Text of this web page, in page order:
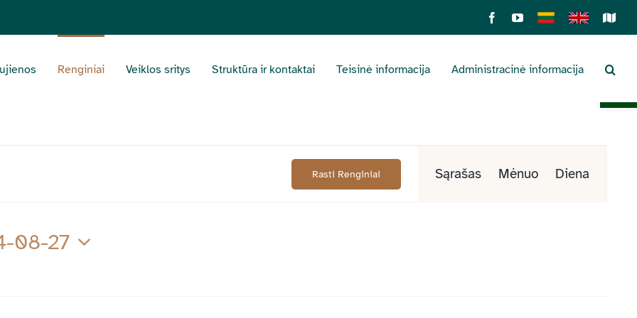
FacebookYouTube
Lietuviškai
English
Renginiai Veiklos sritys Struktūra ir kontaktai Teisinė informacija Administracinė informacija
Rasti Renginiai
Views
Sąrašas Mėnuo Diena
08-27